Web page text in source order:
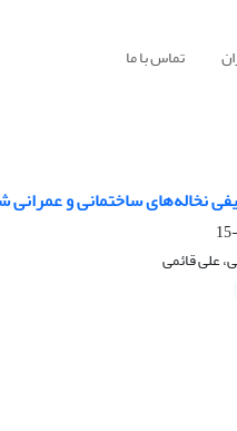
تماس با ما
ساختمانی و عمرانی
علی قائمی